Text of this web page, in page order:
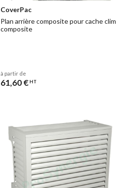
CoverPac
Plan arrière composite pour cache clim
composite
à partir de
61,60 €HT